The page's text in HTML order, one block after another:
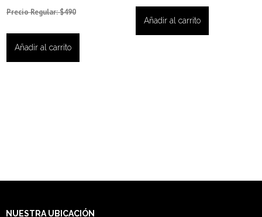
Precio Regular: $490
Añadir al carrito
Añadir al carrito
NUESTRA UBICACIÓN